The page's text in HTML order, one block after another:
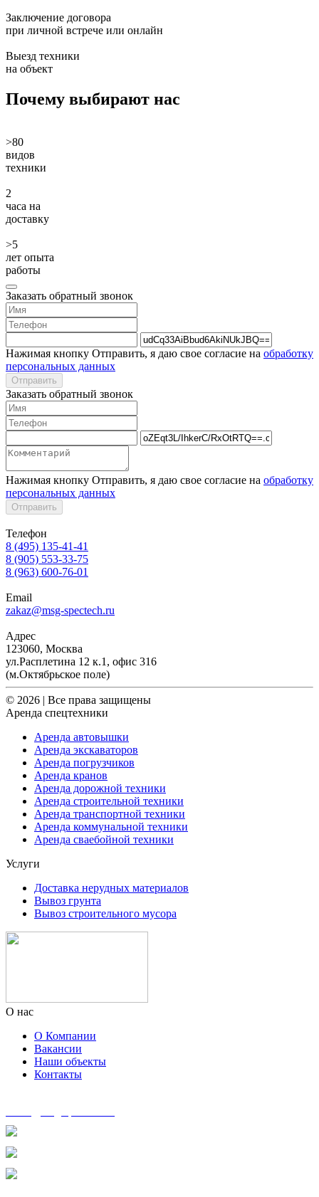
Заключение договора
при личной встрече или онлайн
Выезд техники
на объект
Почему выбирают нас
>80
видов
техники
2
часа на
доставку
>5
лет опыта
работы
Заказать обратный звонок
Нажимая кнопку Отправить, я даю свое согласие на обработку
персональных данных
Отправить
Заказать обратный звонок
Нажимая кнопку Отправить, я даю свое согласие на обработку
персональных данных
Отправить
Телефон
8 (495) 135-41-41
8 (905) 553-33-75
8 (963) 600-76-01
Email
zakaz@msg-spectech.ru
Адрес
123060, Москва
ул.Расплетина 12 к.1, офис 316
(м.Октябрьское поле)
© 2026 | Все права защищены
Аренда спецтехники
Аренда автовышки
Аренда экскаваторов
Аренда погрузчиков
Аренда кранов
Аренда дорожной техники
Аренда строительной техники
Аренда транспортной техники
Аренда коммунальной техники
Аренда сваебойной техники
Услуги
Доставка нерудных материалов
Вывоз грунта
Вывоз строительного мусора
О нас
О Компании
Вакансии
Наши объекты
Контакты